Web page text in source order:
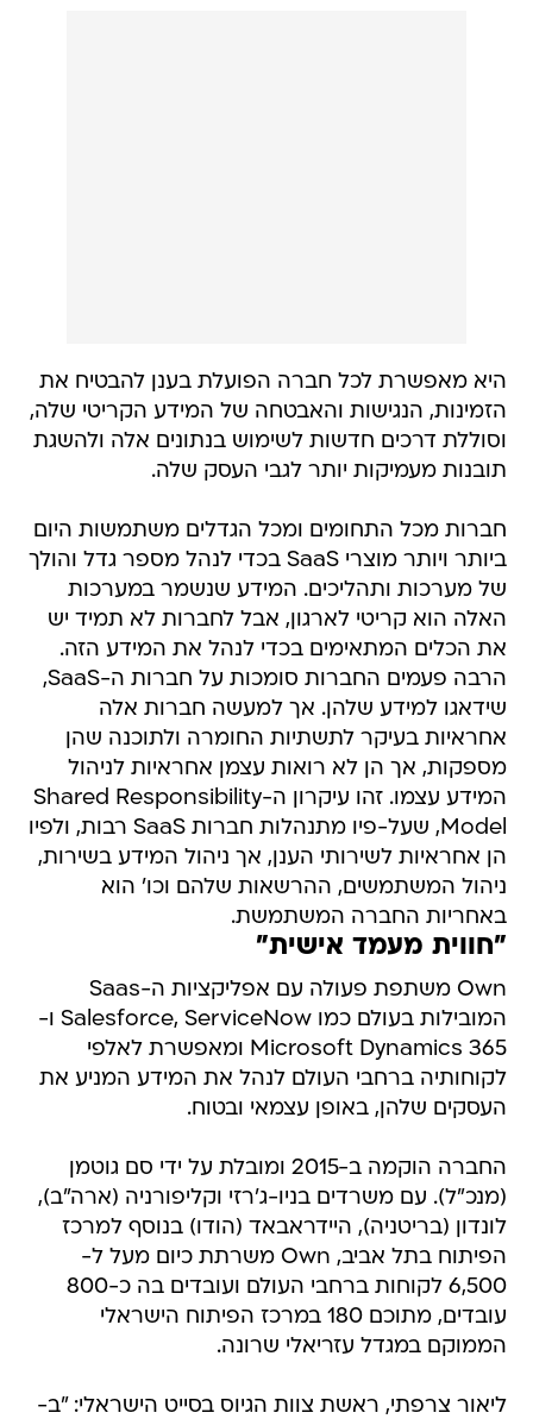
היא מאפשרת לכל חברה הפועלת בענן להבטיח את
הזמינות, הנגישות והאבטחה של המידע הקריטי שלה,
וסוללת דרכים חדשות לשימוש בנתונים אלה ולהשגת
תובנות מעמיקות יותר לגבי העסק שלה.
חברות מכל התחומים ומכל הגדלים משתמשות היום
ביותר ויותר מוצרי SaaS בכדי לנהל מספר גדל והולך
של מערכות ותהליכים. המידע שנשמר במערכות
האלה הוא קריטי לארגון, אבל לחברות לא תמיד יש
את הכלים המתאימים בכדי לנהל את המידע הזה.
הרבה פעמים החברות סומכות על חברות ה-SaaS,
שידאגו למידע שלהן. אך למעשה חברות אלה
אחראיות בעיקר לתשתיות החומרה ולתוכנה שהן
מספקות, אך הן לא רואות עצמן אחראיות לניהול
המידע עצמו. זהו עיקרון ה-Shared Responsibility
Model, שעל-פיו מתנהלות חברות SaaS רבות, ולפיו
הן אחראיות לשירותי הענן, אך ניהול המידע בשירות,
ניהול המשתמשים, ההרשאות שלהם וכו' הוא
באחריות החברה המשתמשת.
"חווית מעמד אישית"
Own משתפת פעולה עם אפליקציות ה-Saas
המובילות בעולם כמו Salesforce, ServiceNow ו-
Microsoft Dynamics 365 ומאפשרת לאלפי
לקוחותיה ברחבי העולם לנהל את המידע המניע את
העסקים שלהן, באופן עצמאי ובטוח.
החברה הוקמה ב-2015 ומובלת על ידי סם גוטמן
(מנכ"ל). עם משרדים בניו-ג'רזי וקליפורניה (ארה"ב),
לונדון (בריטניה), היידראבאד (הודו) בנוסף למרכז
הפיתוח בתל אביב, Own משרתת כיום מעל ל-
6,500 לקוחות ברחבי העולם ועובדים בה כ-800
עובדים, מתוכם 180 במרכז הפיתוח הישראלי
הממוקם במגדל עזריאלי שרונה.
ליאור צרפתי, ראשת צוות הגיוס בסייט הישראלי: "ב-